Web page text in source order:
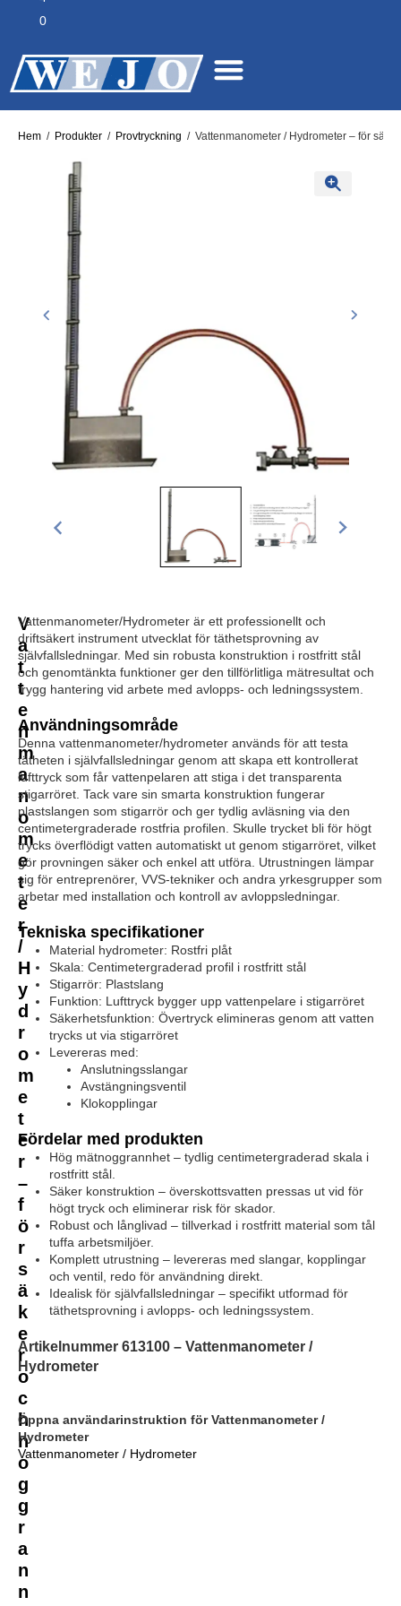
0
Hem / Produkter / Provtryckning / Vattenmanometer / Hydrometer – för
V
a
t
t
e
n
m
a
n
o
m
e
t
e
r
/
H
y
d
r
o
m
e
t
e
r
–
f
ö
r
s
ä
k
e
r
o
c
h
n
o
g
g
r
a
n
n
Vattenmanometer/Hydrometer är ett professionellt och
driftsäkert instrument utvecklat för täthetsprovning av
självfallsledningar. Med sin robusta konstruktion i rostfritt stål
och genomtänkta funktioner ger den tillförlitliga mätresultat och
trygg hantering vid arbete med avlopps- och ledningssystem.
Användningsområde
Denna vattenmanometer/hydrometer används för att testa
tätheten i självfallsledningar genom att skapa ett kontrollerat
lufttryck som får vattenpelaren att stiga i det transparenta
stigarröret. Tack vare sin smarta konstruktion fungerar
plastslangen som stigarrör och ger tydlig avläsning via den
centimetergraderade rostfria profilen. Skulle trycket bli för högt
trycks överflödigt vatten automatiskt ut genom stigarröret, vilket
gör provningen säker och enkel att utföra. Utrustningen lämpar
sig för entreprenörer, VVS-tekniker och andra yrkesgrupper som
arbetar med installation och kontroll av avloppsledningar.
Tekniska specifikationer
Material hydrometer: Rostfri plåt
Skala: Centimetergraderad profil i rostfritt stål
Stigarrör: Plastslang
Funktion: Lufttryck bygger upp vattenpelare i stigarröret
Säkerhetsfunktion: Övertryck elimineras genom att vatten
trycks ut via stigarröret
Levereras med:
Anslutningsslangar
Avstängningsventil
Klokopplingar
Fördelar med produkten
Hög mätnoggrannhet – tydlig centimetergraderad skala i
rostfritt stål.
Säker konstruktion – överskottsvatten pressas ut vid för
högt tryck och eliminerar risk för skador.
Robust och långlivad – tillverkad i rostfritt material som tål
tuffa arbetsmiljöer.
Komplett utrustning – levereras med slangar, kopplingar
och ventil, redo för användning direkt.
Idealisk för självfallsledningar – specifikt utformad för
täthetsprovning i avlopps- och ledningssystem.
Artikelnummer 613100 – Vattenmanometer /
Hydrometer
Öppna användarinstruktion för Vattenmanometer /
Hydrometer
Vattenmanometer / Hydrometer